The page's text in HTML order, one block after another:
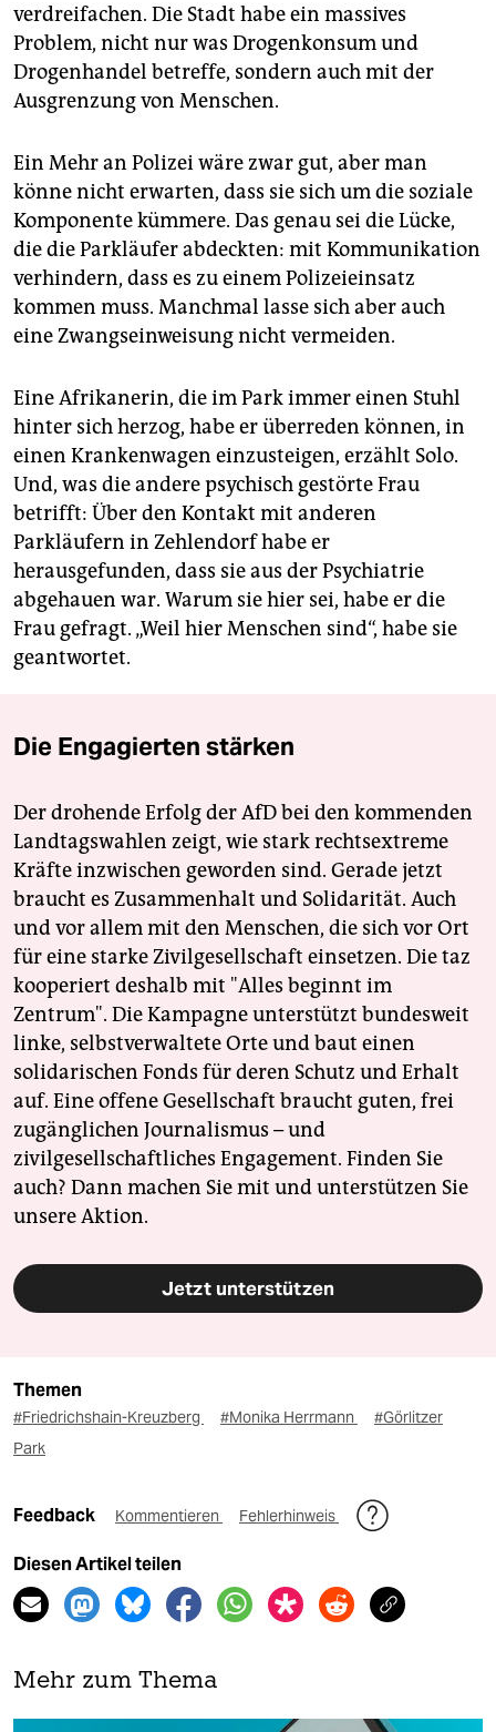
verdreifachen. Die Stadt habe ein massives
Problem, nicht nur was Drogenkonsum und
Drogenhandel betreffe, sondern auch mit der
Ausgrenzung von Menschen.
Ein Mehr an Polizei wäre zwar gut, aber man
könne nicht erwarten, dass sie sich um die soziale
Komponente kümmere. Das genau sei die Lücke,
die die Parkläufer abdeckten: mit Kommunikation
verhindern, dass es zu einem Polizeieinsatz
kommen muss. Manchmal lasse sich aber auch
eine Zwangseinweisung nicht vermeiden.
Eine Afrikanerin, die im Park immer einen Stuhl
hinter sich herzog, habe er überreden können, in
einen Krankenwagen einzusteigen, erzählt Solo.
Und, was die andere psychisch gestörte Frau
betrifft: Über den Kontakt mit anderen
Parkläufern in Zehlendorf habe er
herausgefunden, dass sie aus der Psychiatrie
abgehauen war. Warum sie hier sei, habe er die
Frau gefragt. „Weil hier Menschen sind“, habe sie
geantwortet.
Die Engagierten stärken
Der drohende Erfolg der AfD bei den kommenden
Landtagswahlen zeigt, wie stark rechtsextreme
Kräfte inzwischen geworden sind. Gerade jetzt
braucht es Zusammenhalt und Solidarität. Auch
und vor allem mit den Menschen, die sich vor Ort
für eine starke Zivilgesellschaft einsetzen. Die taz
kooperiert deshalb mit "Alles beginnt im
Zentrum". Die Kampagne unterstützt bundesweit
linke, selbstverwaltete Orte und baut einen
solidarischen Fonds für deren Schutz und Erhalt
auf. Eine offene Gesellschaft braucht guten, frei
zugänglichen Journalismus – und
zivilgesellschaftliches Engagement. Finden Sie
auch? Dann machen Sie mit und unterstützen Sie
unsere Aktion.
Jetzt unterstützen
Themen
#Friedrichshain-Kreuzberg #Monika Herrmann
#Görlitzer
Park
Feedback Kommentieren Fehlerhinweis
Diesen Artikel teilen
Mehr zum Thema